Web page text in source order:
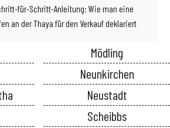
für-Schritt-Anleitung: Wie man eine
an der Thaya für den Verkauf deklariert
Mödling
Neunkirchen
Neustadt
Scheibbs